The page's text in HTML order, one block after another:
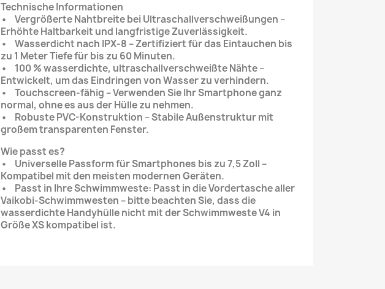
Technische Informationen
• Vergrößerte Nahtbreite bei Ultraschallverschweißungen –
Erhöhte Haltbarkeit und langfristige Zuverlässigkeit.
• Wasserdicht nach IPX-8 – Zertifiziert für das Eintauchen bis
zu 1 Meter Tiefe für bis zu 60 Minuten.
• 100 % wasserdichte, ultraschallverschweißte Nähte –
Entwickelt, um das Eindringen von Wasser zu verhindern.
• Touchscreen-fähig – Verwenden Sie Ihr Smartphone ganz
normal, ohne es aus der Hülle zu nehmen.
• Robuste PVC-Konstruktion – Stabile Außenstruktur mit
großem transparenten Fenster.
Wie passt es?
• Universelle Passform für Smartphones bis zu 7,5 Zoll –
Kompatibel mit den meisten modernen Geräten.
• Passt in Ihre Schwimmweste: Passt in die Vordertasche aller
Vaikobi-Schwimmwesten – bitte beachten Sie, dass die
wasserdichte Handyhülle nicht mit der Schwimmweste V4 in
Größe XS kompatibel ist.